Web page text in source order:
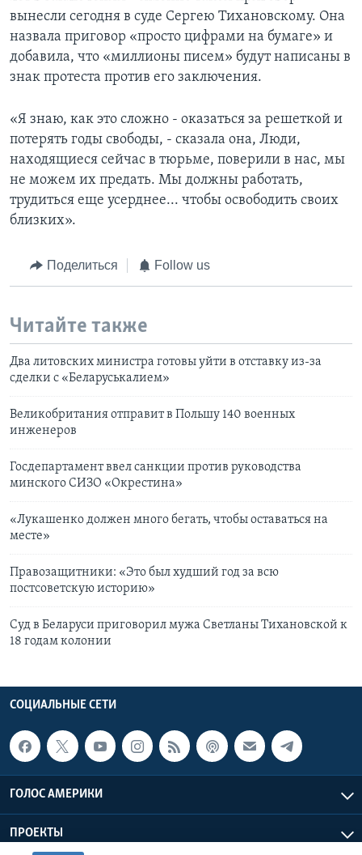
вынесли сегодня в суде Сергею Тихановскому. Она
назвала приговор «просто цифрами на бумаге» и
добавила, что «миллионы писем» будут написаны в
знак протеста против его заключения.
«Я знаю, как это сложно - оказаться за решеткой и
потерять годы свободы, - сказала она, Люди,
находящиеся сейчас в тюрьме, поверили в нас, мы
не можем их предать. Мы должны работать,
трудиться еще усерднее... чтобы освободить своих
близких».
Поделиться Follow us
Читайте также
Два литовских министра готовы уйти в отставку из-за
сделки с «Беларуськалием»
Великобритания отправит в Польшу 140 военных
инженеров
Госдепартамент ввел санкции против руководства
минского СИЗО «Окрестина»
«Лукашенко должен много бегать, чтобы оставаться на
месте»
Правозащитники: «Это был худший год за всю
постсоветскую историю»
Суд в Беларуси приговорил мужа Светланы Тихановской к
18 годам колонии
СОЦИАЛЬНЫЕ СЕТИ
ГОЛОС АМЕРИКИ
ПРОЕКТЫ